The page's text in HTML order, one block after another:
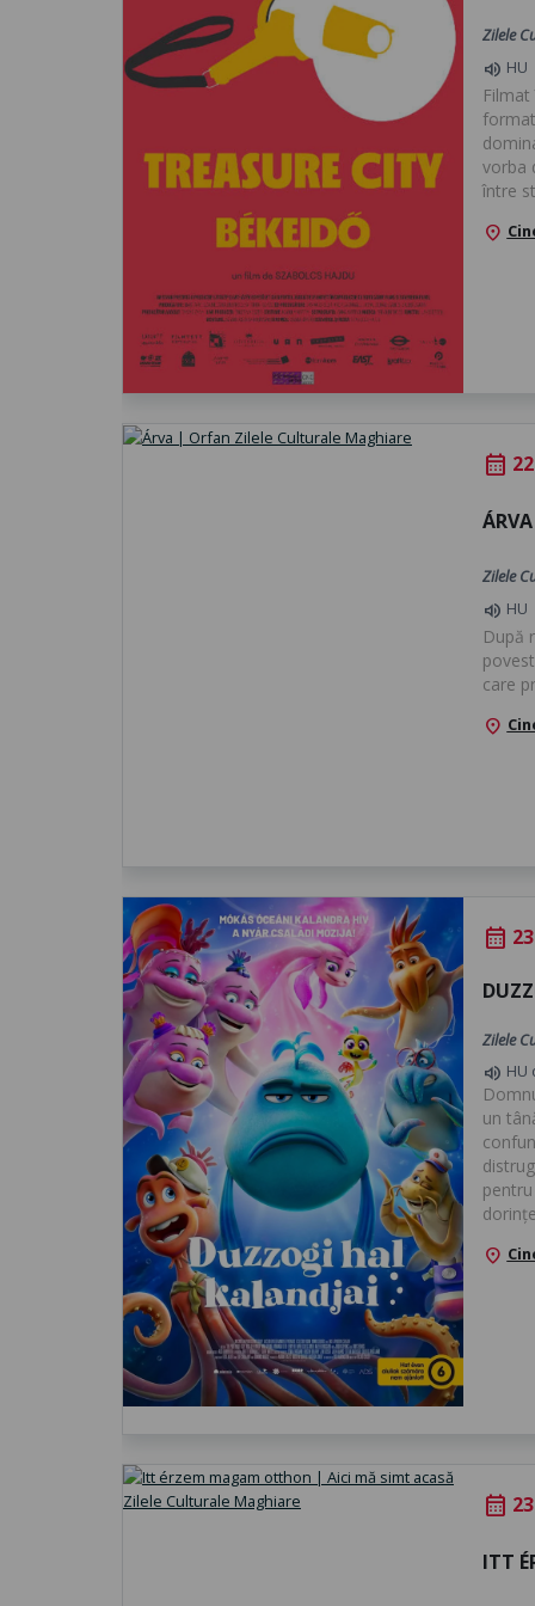
Zilele
volume_up HU
vorba
între
location_on
calendar_month
Zilele
volume_up HU
După
care
location_on
calendar_month
Zilele
volume_up HU
un
location_on
calendar_month
ITT